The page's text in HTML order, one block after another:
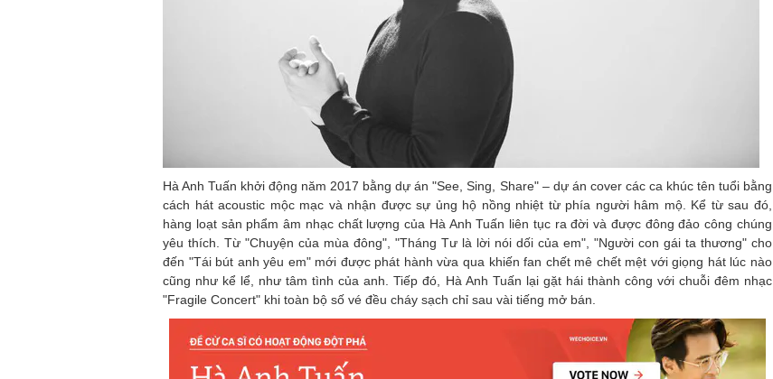
Hà Anh Tuấn khởi động năm 2017 bằng dự án "See, Sing, Share" – dự án cover các ca khúc tên tuổi bằng
cách hát acoustic mộc mạc và nhận được sự ủng hộ nồng nhiệt từ phía người hâm mộ. Kể từ sau đó,
hàng loạt sản phẩm âm nhạc chất lượng của Hà Anh Tuấn liên tục ra đời và được đông đảo công chúng
yêu thích. Từ "Chuyện của mùa đông", "Tháng Tư là lời nói dối của em", "Người con gái ta thương" cho
đến "Tái bút anh yêu em" mới được phát hành vừa qua khiến fan chết mê chết mệt với giọng hát lúc nào
cũng như kể lể, như tâm tình của anh. Tiếp đó, Hà Anh Tuấn lại gặt hái thành công với chuỗi đêm nhạc
"Fragile Concert" khi toàn bộ số vé đều cháy sạch chỉ sau vài tiếng mở bán.